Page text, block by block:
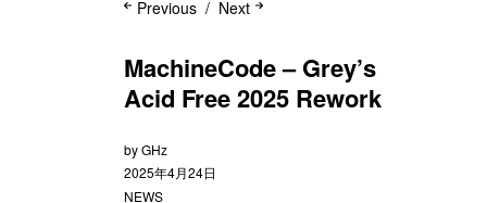
Next
Previous
MachineCode – Grey’s
Acid Free 2025 Rework
byGHz
2025年4月24日
NEWS